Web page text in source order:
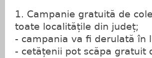
1. Campanie gratuită de
toate localitățile din județ;
- campania va fi derulată în
- cetățenii pot scăpa gratuit